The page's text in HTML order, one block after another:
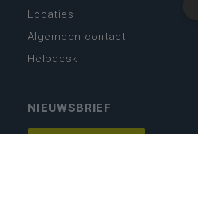
Locaties
Algemeen contact
Helpdesk
NIEUWSBRIEF